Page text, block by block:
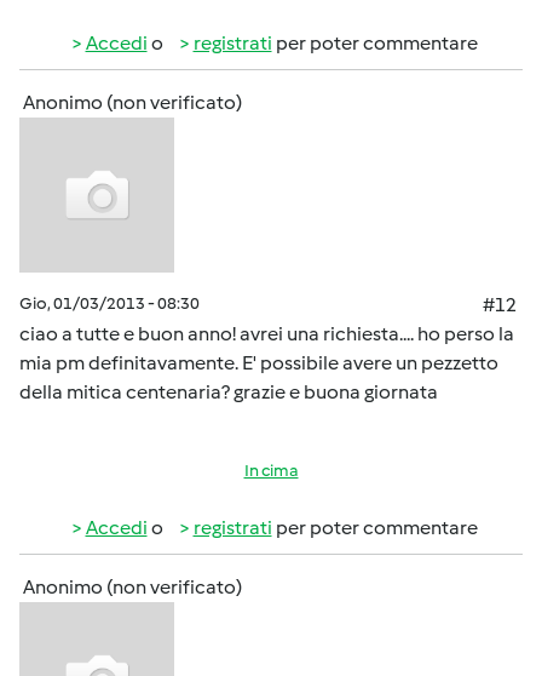
Accedi o registrati per poter commentare
Anonimo (non verificato)
Gio, 01/03/2013 - 08:30
#12
ciao a tutte e buon anno! avrei una richiesta.... ho perso la
mia pm definitavamente. E' possibile avere un pezzetto
della mitica centenaria? grazie e buona giornata
In cima
Accedi o registrati per poter commentare
Anonimo (non verificato)